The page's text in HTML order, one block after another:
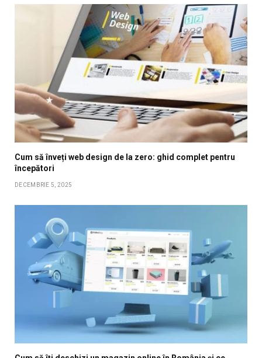
Cum să înveți web design de la zero: ghid complet pentru
începători
DECEMBRIE 5, 2025